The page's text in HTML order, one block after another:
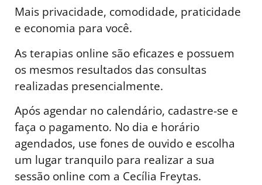
Mais privacidade, comodidade, praticidade
e economia para você.
As terapias online são eficazes e possuem
os mesmos resultados das consultas
realizadas presencialmente.
Após agendar no calendário, cadastre-se e
faça o pagamento. No dia e horário
agendados, use fones de ouvido e escolha
um lugar tranquilo para realizar a sua
sessão online com a Cecília Freytas.